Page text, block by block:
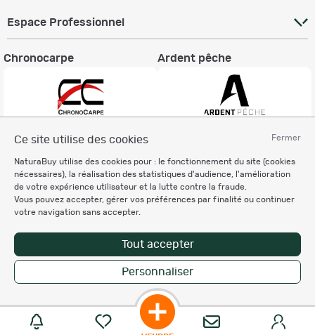
Fermer
Ce site utilise des cookies
NaturaBuy utilise des cookies pour : le fonctionnement du site (cookies
nécessaires), la réalisation des statistiques d'audience, l'amélioration
de votre expérience utilisateur et la lutte contre la fraude.
Vous pouvez accepter, gérer vos préférences par finalité ou continuer
votre navigation sans accepter.
Tout accepter
Personnaliser
Espace Professionnel
Chronocarpe Ardent pêche
Charte éthique
Mentions légales
Règlement & Conditions d'utilisation
Politique de protection
des données personnelles
Personnalisation des cookies
Copyright © 2007-2026 NaturaBuy. Tous droits réservés. N°CNIL: 1239459.
Les marques commerciales mentionnées appartiennent à leurs propriétaires
respectifs in 0.045 s
Suggestions de recherche
Site NaturaBuy classique